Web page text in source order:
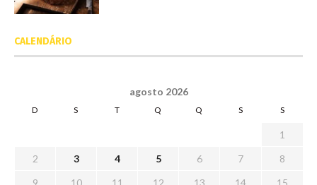
CALENDÁRIO
agosto 2026
D S T Q Q S S
1
2
3 4 5 6 7
8
9
10 11 12 13 14 15